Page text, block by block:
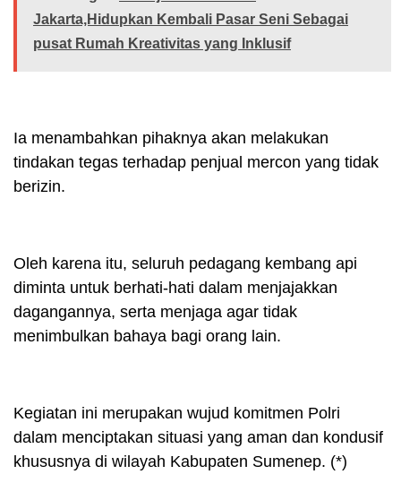
Jakarta,Hidupkan Kembali Pasar Seni Sebagai
pusat Rumah Kreativitas yang Inklusif
Ia menambahkan pihaknya akan melakukan
tindakan tegas terhadap penjual mercon yang tidak
berizin.
Oleh karena itu, seluruh pedagang kembang api
diminta untuk berhati-hati dalam menjajakkan
dagangannya, serta menjaga agar tidak
menimbulkan bahaya bagi orang lain.
Kegiatan ini merupakan wujud komitmen Polri
dalam menciptakan situasi yang aman dan kondusif
khususnya di wilayah Kabupaten Sumenep. (*)